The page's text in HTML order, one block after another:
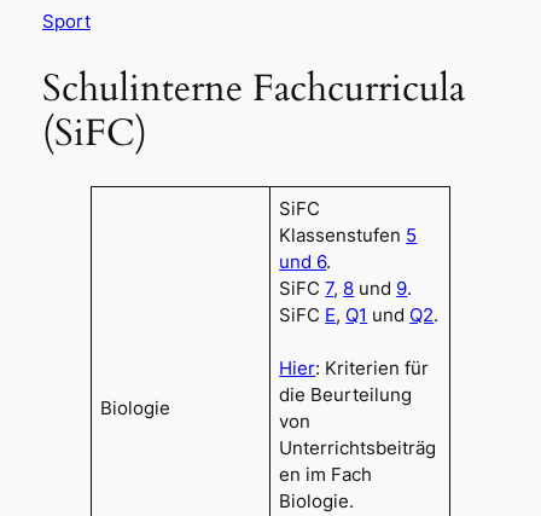
Sport
Schulinterne Fachcurricula
(SiFC)
Biologie
SiFC
Klassenstufen 5
und 6.
SiFC7, 8 und 9.
SiFC E, Q1 und Q2.
Hier: Kriterien für
die Beurteilung
von
Unterrichtsbeiträg
en im Fach
Biologie.